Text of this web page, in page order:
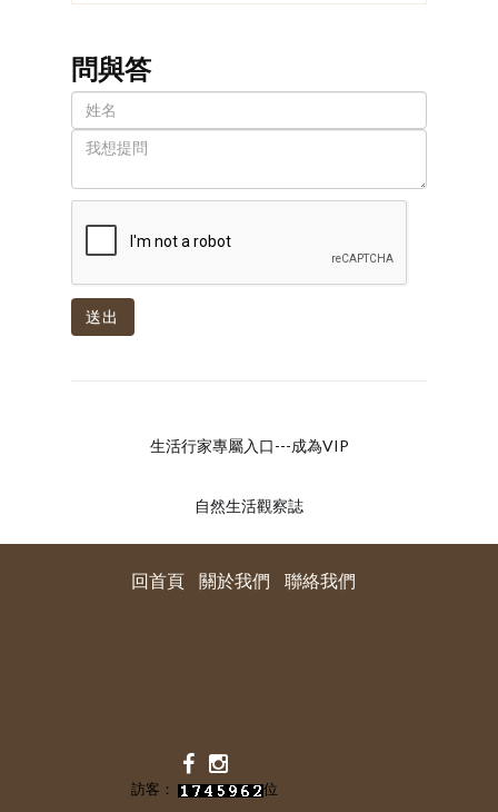
問與答
送出
生活行家專屬入口---成為VIP
自然生活觀察誌
訪客： 位
回首頁 關於我們 聯絡我們